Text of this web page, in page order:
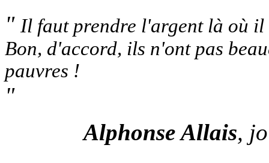
" Il faut prendre l'argent là où il
Bon, d'accord, ils n'ont pas
pauvres !
"
Alphonse Allais,